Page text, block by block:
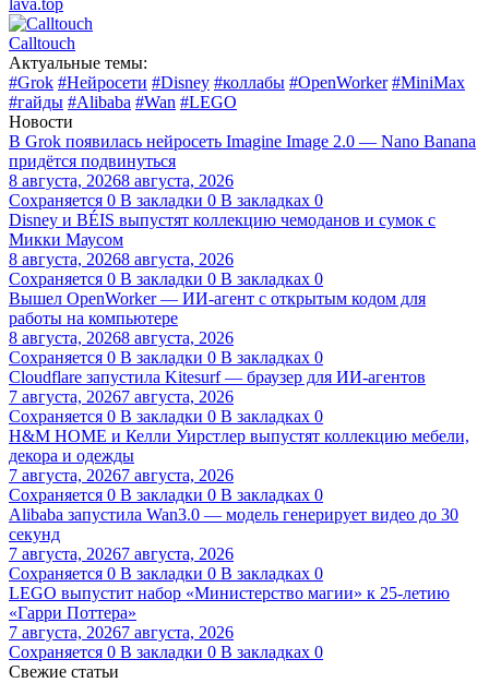
lava.top
Calltouch
Актуальные темы:
#Grok #Нейросети #Disney #коллабы #OpenWorker #MiniMax
#гайды #Alibaba #Wan #LEGO
Новости
В Grok появилась нейросеть Imagine Image 2.0 — Nano Banana
придётся подвинуться
8 августа, 20268 августа, 2026
Сохраняется 0 В закладки 0 В закладках 0
Disney и BÉIS выпустят коллекцию чемоданов и сумок с
Микки Маусом
8 августа, 20268 августа, 2026
Сохраняется 0 В закладки 0 В закладках 0
Вышел OpenWorker — ИИ-агент с открытым кодом для
работы на компьютере
8 августа, 20268 августа, 2026
Сохраняется 0 В закладки 0 В закладках 0
Cloudflare запустила Kitesurf — браузер для ИИ-агентов
7 августа, 20267 августа, 2026
Сохраняется 0 В закладки 0 В закладках 0
H&M HOME и Келли Уирстлер выпустят коллекцию мебели,
декора и одежды
7 августа, 20267 августа, 2026
Сохраняется 0 В закладки 0 В закладках 0
Alibaba запустила Wan3.0 — модель генерирует видео до 30
секунд
7 августа, 20267 августа, 2026
Сохраняется 0 В закладки 0 В закладках 0
LEGO выпустит набор «Министерство магии» к 25-летию
«Гарри Поттера»
7 августа, 20267 августа, 2026
Сохраняется 0 В закладки 0 В закладках 0
Свежие статьи